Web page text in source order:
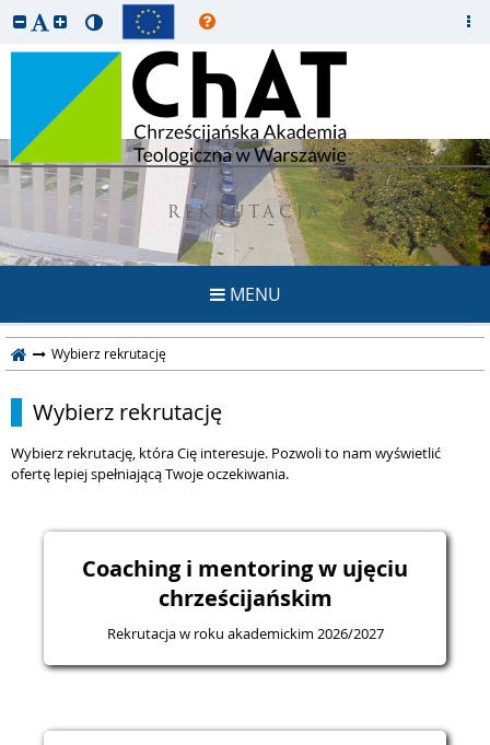
REKRUTACJA
MENU
Wybierz rekrutację
Wybierz rekrutację
Wybierz rekrutację, która Cię interesuje. Pozwoli to nam wyświetlić
ofertę lepiej spełniającą Twoje oczekiwania.
Coaching i mentoring w ujęciu
chrześcijańskim
Rekrutacja w roku akademickim 2026/2027